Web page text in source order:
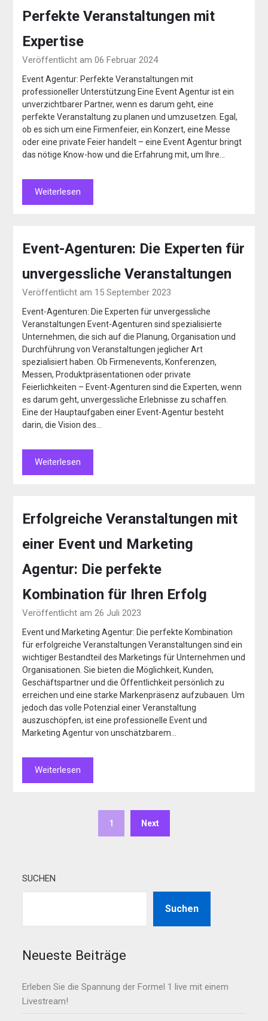
Perfekte Veranstaltungen mit
Expertise
Veröffentlicht am 06 Februar 2024
Event Agentur: Perfekte Veranstaltungen mit
professioneller Unterstützung Eine Event Agentur ist ein
unverzichtbarer Partner, wenn es darum geht, eine
perfekte Veranstaltung zu planen und umzusetzen. Egal,
ob es sich um eine Firmenfeier, ein Konzert, eine Messe
oder eine private Feier handelt – eine Event Agentur bringt
das nötige Know-how und die Erfahrung mit, um Ihre…
Weiterlesen
Event-Agenturen: Die Experten für
unvergessliche Veranstaltungen
Veröffentlicht am 15 September 2023
Event-Agenturen: Die Experten für unvergessliche
Veranstaltungen Event-Agenturen sind spezialisierte
Unternehmen, die sich auf die Planung, Organisation und
Durchführung von Veranstaltungen jeglicher Art
spezialisiert haben. Ob Firmenevents, Konferenzen,
Messen, Produktpräsentationen oder private
Feierlichkeiten – Event-Agenturen sind die Experten, wenn
es darum geht, unvergessliche Erlebnisse zu schaffen.
Eine der Hauptaufgaben einer Event-Agentur besteht
darin, die Vision des…
Weiterlesen
Erfolgreiche Veranstaltungen mit
einer Event und Marketing
Agentur: Die perfekte
Kombination für Ihren Erfolg
Veröffentlicht am 26 Juli 2023
Event und Marketing Agentur: Die perfekte Kombination
für erfolgreiche Veranstaltungen Veranstaltungen sind ein
wichtiger Bestandteil des Marketings für Unternehmen und
Organisationen. Sie bieten die Möglichkeit, Kunden,
Geschäftspartner und die Öffentlichkeit persönlich zu
erreichen und eine starke Markenpräsenz aufzubauen. Um
jedoch das volle Potenzial einer Veranstaltung
auszuschöpfen, ist eine professionelle Event und
Marketing Agentur von unschätzbarem…
Weiterlesen
1 Next
SUCHEN
Suchen
Neueste Beiträge
Erleben Sie die Spannung der Formel 1 live mit einem
Livestream!